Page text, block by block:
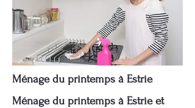
Ménage du printemps à Estrie
Ménage du printemps à Estrie et